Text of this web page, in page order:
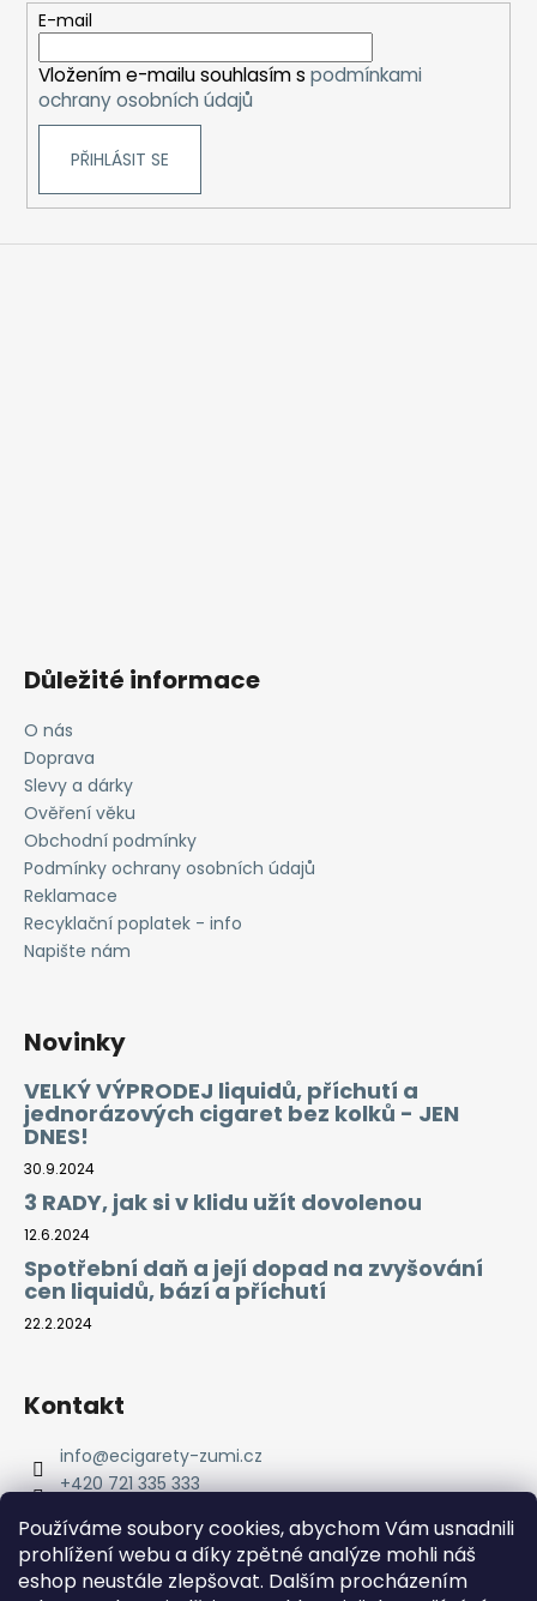
Používáme soubory cookies, abychom Vám usnadnili
prohlížení webu a díky zpětné analýze mohli náš
eshop neustále zlepšovat. Dalším procházením
E-mail
Vložením e-mailu souhlasím s podmínkami
ochrany osobních údajů
PŘIHLÁSIT SE
Důležité informace
O nás
Doprava
Slevy a dárky
Ověření věku
Obchodní podmínky
Podmínky ochrany osobních údajů
Reklamace
Recyklační poplatek - info
Napište nám
Novinky
VELKÝ VÝPRODEJ liquidů, příchutí a
jednorázových cigaret bez kolků - JEN
DNES!
30.9.2024
3 RADY, jak si v klidu užít dovolenou
12.6.2024
Spotřební daň a její dopad na zvyšování
cen liquidů, bází a příchutí
22.2.2024
Kontakt
info@ecigarety-zumi.cz
+420 721 335 333